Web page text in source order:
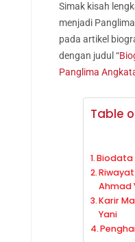
Simak kisah
menjadi
pada artikel
dengan judul “
Panglima
Table
Biodata
Ahmad
Karir
Yani